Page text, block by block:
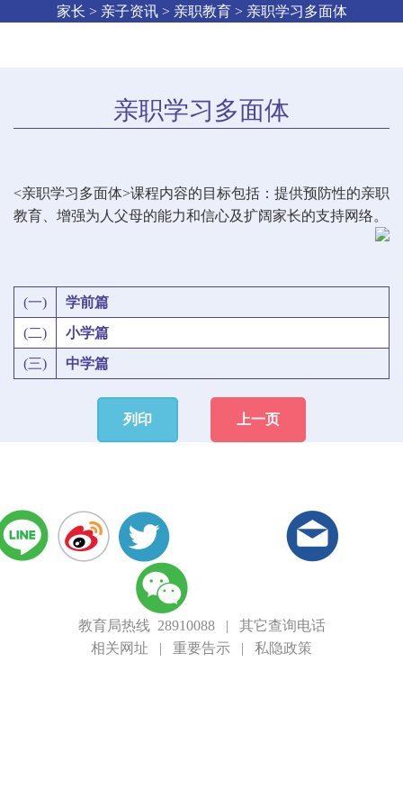
家长 > 亲子资讯 > 亲职教育 > 亲职学习多面体
亲职学习多面体
<亲职学习多面体>课程内容的目标包括：提供预防性的亲职
教育、增强为人父母的能力和信心及扩阔家长的支持网络。
(一)
学前篇
(二)
小学篇
(三)
中学篇
列印 上一页
教育局热线 28910088| 其它查询电话
相关网址 | 重要告示 | 私隐政策